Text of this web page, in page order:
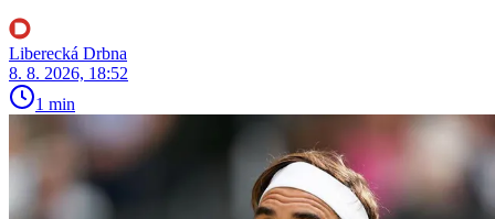
Liberecká Drbna
8. 8. 2026, 18:52
1 min